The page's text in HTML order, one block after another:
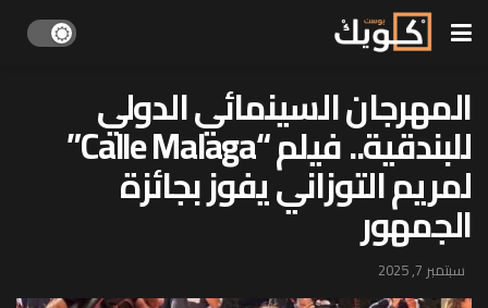
المهرجان السينمائي الدولي
للبندقية.. فيلم “Calle Malaga”
لمريم التوزاني يفوز بجائزة
الجمهور
سبتمبر 7, 2025